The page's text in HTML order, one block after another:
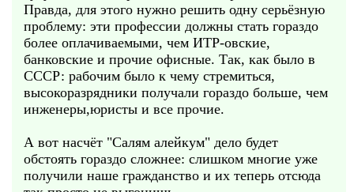
Правда, для этого нужно решить одну серьёзную
проблему: эти профессии должны стать гораздо
более оплачиваемыми, чем ИТР-овские,
банковские и прочие офисные. Так, как было в
СССР: рабочим было к чему стремиться,
высокоразрядники получали гораздо больше, чем
инженеры,юристы и все прочие.
А вот насчёт "Салям алейкум" дело будет
обстоять гораздо сложнее: слишком многие уже
получили наше гражданство и их теперь отсюда